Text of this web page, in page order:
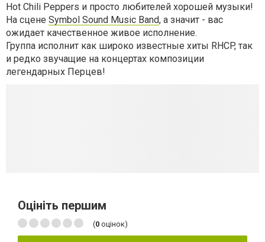
Hot Chili Peppers и просто любителей хорошей музыки!
На сцене Symbol Sound Music Band, а значит - вас
ожидает качественное живое исполнение.
Группа исполнит как широко известные хиты RHCP, так
и редко звучащие на концертах композиции
легендарных Перцев!
Оцініть першим
(0 оцінок)